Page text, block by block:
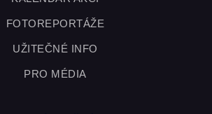
FOTOREPORTÁŽE
UŽITEČNÉ INFO
PRO MÉDIA